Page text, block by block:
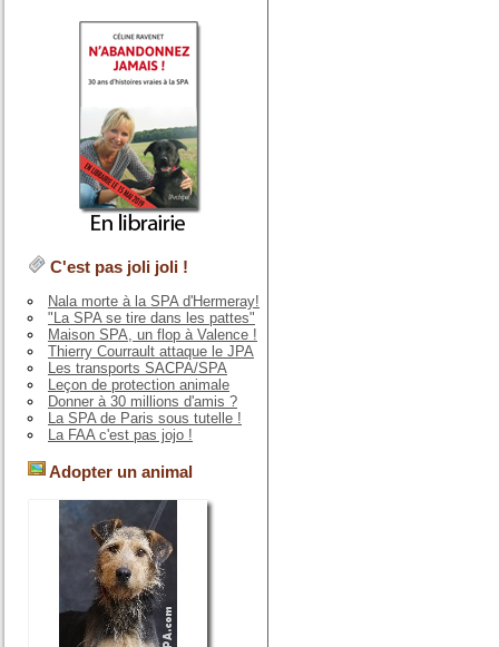
C'est pas joli joli !
Nala morte à la SPA d'Hermeray!
"La SPA se tire dans les pattes"
Maison SPA, un flop à Valence !
Thierry Courrault attaque le JPA
Les transports SACPA/SPA
Leçon de protection animale
Donner à 30 millions d'amis ?
La SPA de Paris sous tutelle !
La FAA c'est pas jojo !
Adopter un animal